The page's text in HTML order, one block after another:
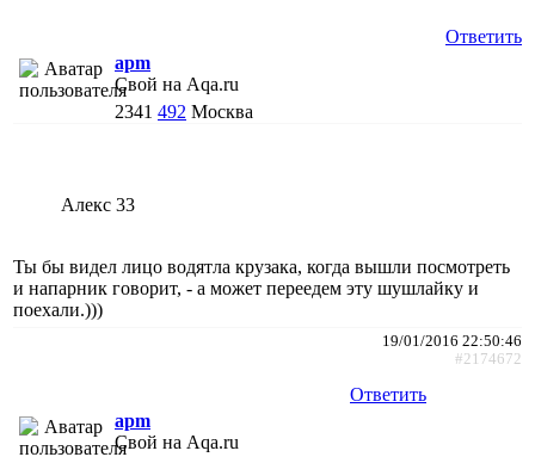
Ответить
apm
Свой на Aqa.ru
2341 492 Москва
Алекс 33
Ты бы видел лицо водятла крузака, когда вышли посмотреть
и напарник говорит, - а может переедем эту шушлайку и
поехали.)))
19/01/2016 22:50:46
#2174672
Ответить
apm
Свой на Aqa.ru